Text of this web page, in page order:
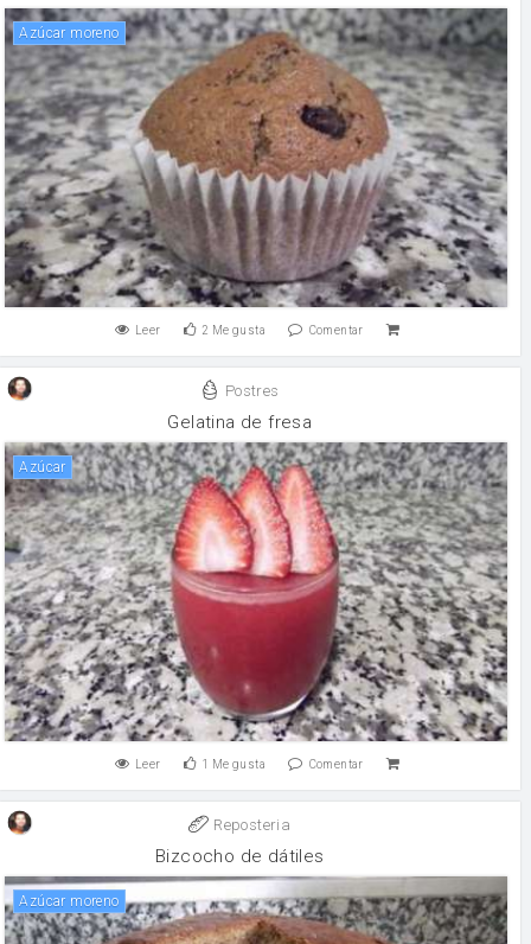
Azúcar moreno
Leer 2 Me gusta Comentar
Postres
Gelatina de fresa
Azúcar
Leer 1 Me gusta Comentar
Reposteria
Bizcocho de dátiles
Azúcar moreno